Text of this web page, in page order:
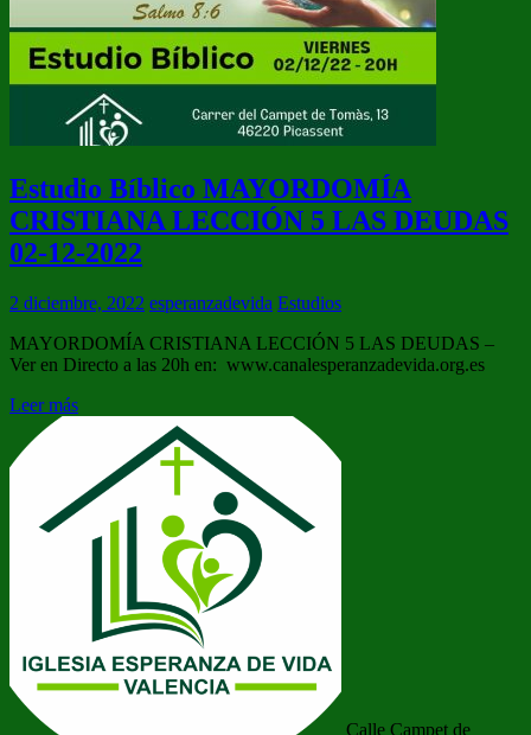
Estudio Bíblico MAYORDOMÍA
CRISTIANA LECCIÓN 5 LAS DEUDAS
02-12-2022
2 diciembre, 2022 esperanzadevida Estudios
MAYORDOMÍA CRISTIANA LECCIÓN 5 LAS DEUDAS –
Ver en Directo a las 20h en: www.canalesperanzadevida.org.es
Leer más
Calle Campet de